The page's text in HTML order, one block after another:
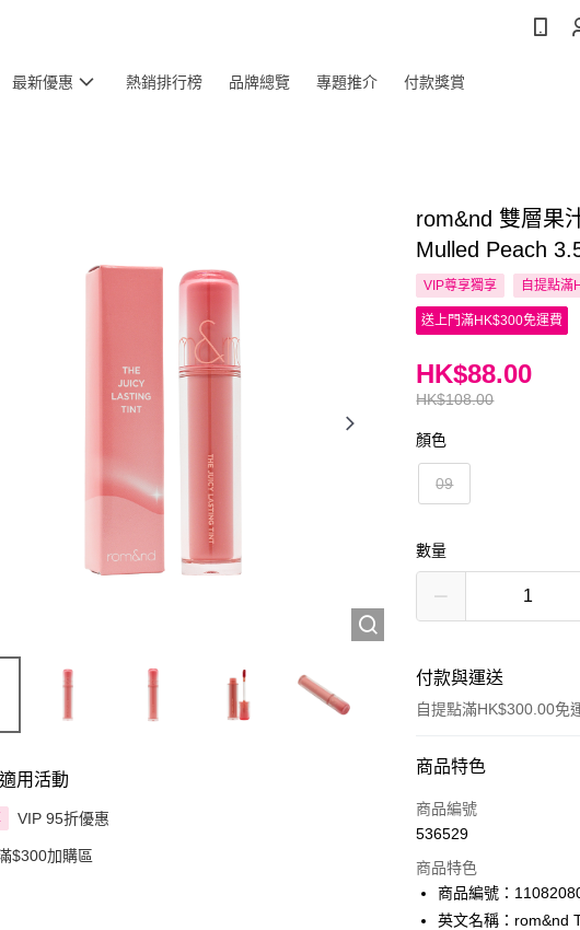
最新優惠 熱銷排行榜 品牌總覽 專題推介 付款獎賞
用活動
VIP 95折優惠
$300加購區
rom&nd 雙層果
Mulled Peach
VIP尊享獨享 自提點滿
送上門滿HK$300免運費
HK$108.00
HK$88.00
顏色
09
數量
付款與運送
自提點滿HK$300.00免
付款方式
信用卡
AlipayHK
商品特色
商品編號
536529
商品特色
商品編號：
英文名稱：rom&nd